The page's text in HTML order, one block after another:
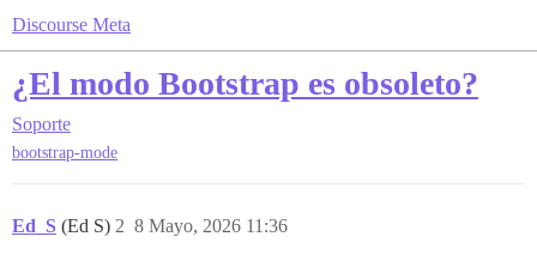
Discourse Meta
¿El modo Bootstrap es obsoleto?
Soporte
bootstrap-mode
Ed_S (Ed S) 8 Mayo, 2026 11:36
2